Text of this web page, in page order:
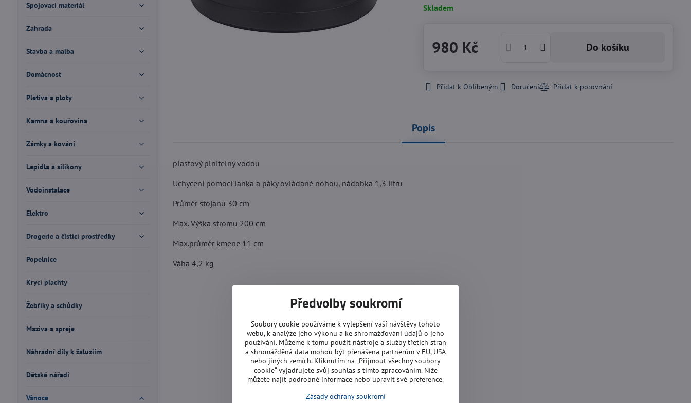
Skladem
980 Kč Do košíku
Přidat k Oblíbeným Doručení
Popis
plastový plnitelný vodou
Uchycení pomocí lanka a páky ovládané nohou, nádobka 1,3 litru
Průměr stojanu 30 cm
Max. Výška stromu 200 cm
Max.průměr kmene 11 cm
Váha 4,2 kg
Spojovací materiál
Zahrada
Stavba a malba
Domácnost
Pletiva a ploty
Kamna a kouřovina
Zámky a kování
Lepidla a silikony
Vodoinstalace
Elektro
Drogerie a čistící prostředky
Popelnice
Krycí plachty
Žebříky a schůdky
Maziva a spreje
Náhradní díly k žaluziím
Dětské nářadí
Vánoce
Předvolby soukromí
Soubory cookie používáme k vylepšení vaší návštěvy tohoto
webu, k analýze jeho výkonu a ke shromažďování údajů o jeho
používání. Můžeme k tomu použít nástroje a služby třetích stran
a shromážděná data mohou být přenášena partnerům v EU, USA
nebo jiných zemích. Kliknutím na „Přijmout všechny soubory
cookie“ vyjadřujete svůj souhlas s tímto zpracováním. Níže
můžete najít podrobné informace nebo upravit své preference.
Zásady ochrany soukromí